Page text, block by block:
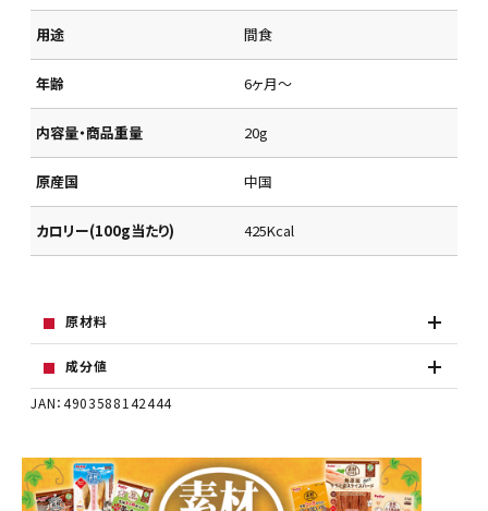
用途 間食
年齢 6ヶ月～
内容量・商品重量 20g
原産国 中国
カロリー(100g当たり) 425Kcal
原材料
成分値
JAN：4903588142444